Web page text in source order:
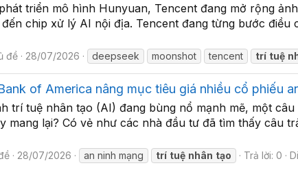
triển mô hình Hunyuan, Tencent đang mở rộng
chip xử lý AI nội địa. Tencent đang từng bước
đề 28/07/2026 deepseek moonshot tencent trí tuệ
of America nâng mục tiêu giá nhiều cổ phiếu
trí tuệ nhân tạo (AI) đang bùng nổ mạnh mẽ, một
mang lại? Có vẻ như các nhà đầu tư đã tìm thấy câu
28/07/2026 an ninh mạng trí tuệ nhân tạo Trả lời: 0